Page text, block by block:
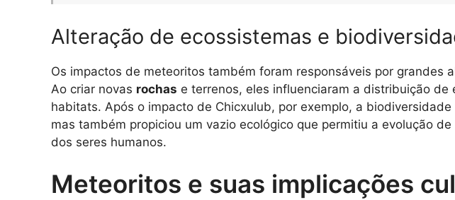
Alteração de ecossistemas e
Os impactos de meteoritos também foram responsáveis por grandes
Ao criar novas rochas e terrenos, eles influenciaram a distribuição de
habitats. Após o impacto de Chicxulub, por exemplo, a
mas também propiciou um vazio ecológico que permitiu a evolução
dos seres humanos.
Meteoritos e suas implicações